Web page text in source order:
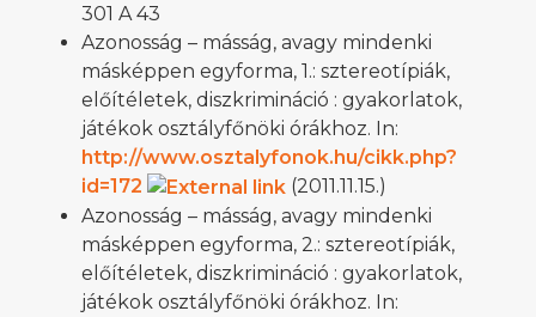
301 A 43
Azonosság – másság, avagy mindenki
másképpen egyforma, 1.: sztereotípiák,
előítéletek, diszkrimináció : gyakorlatok,
játékok osztályfőnöki órákhoz. In:
http://www.osztalyfonok.hu/cikk.php?
id=172
(2011.11.15.)
Azonosság – másság, avagy mindenki
másképpen egyforma, 2.: sztereotípiák,
előítéletek, diszkrimináció : gyakorlatok,
játékok osztályfőnöki órákhoz. In: